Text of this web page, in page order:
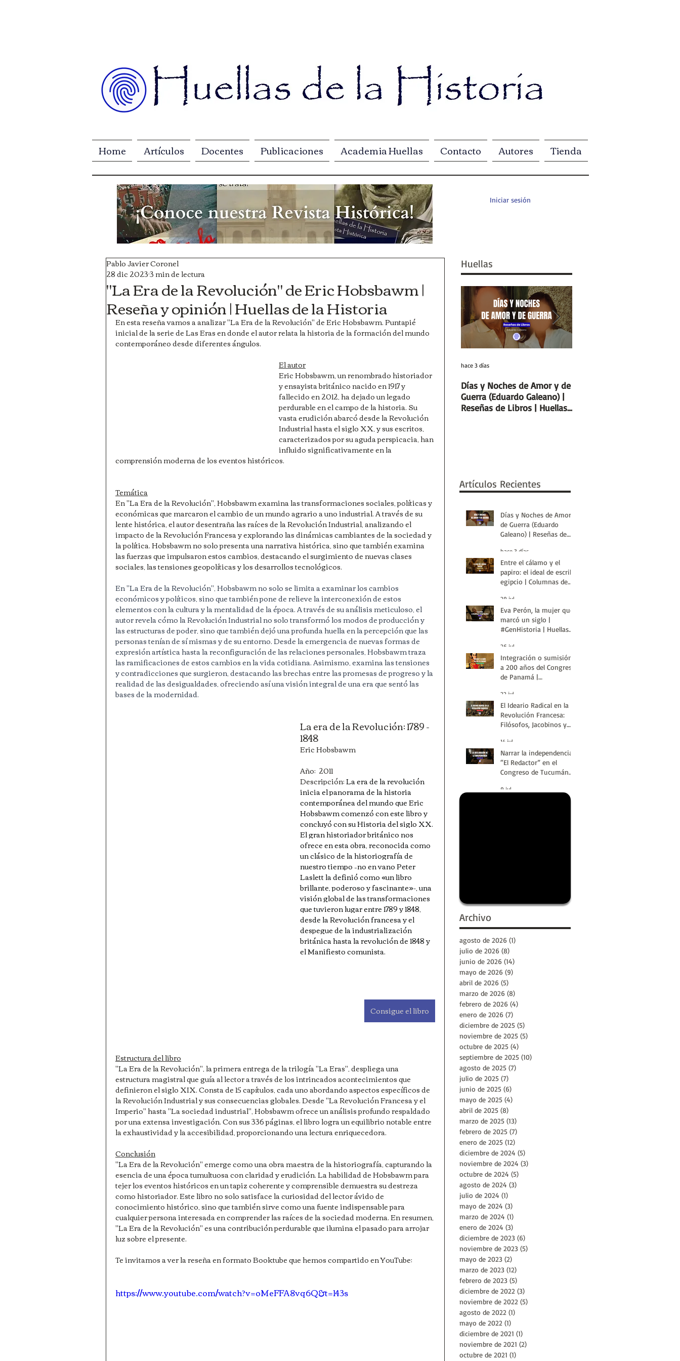
Home Artículos Docentes Publicaciones Academia Huellas Contacto Autores Tienda
Iniciar sesión
"La Era de la Revolución" de Eric Hobsbawm |
Reseña y opinión | Huellas de la Historia
Pablo Javier Coronel
28 dic 20233 min de lectura
En esta reseña vamos a analizar "La Era de la Revolución" de Eric Hobsbawm. Puntapié
inicial de la serie de Las Eras en donde el autor relata la historia de la formación del mundo
contemporáneo desde diferentes ángulos.
El autor
Eric Hobsbawm, un renombrado historiador
y ensayista británico nacido en 1917 y
fallecido en 2012, ha dejado un legado
perdurable en el campo de la historia. Su
vasta erudición abarcó desde la Revolución
Industrial hasta el siglo XX, y sus escritos,
caracterizados por su aguda perspicacia, han
influido significativamente en la
comprensión moderna de los eventos históricos.
Temática
En "La Era de la Revolución", Hobsbawm examina las transformaciones sociales, políticas y
económicas que marcaron el cambio de un mundo agrario a uno industrial. A través de su
lente histórica, el autor desentraña las raíces de la Revolución Industrial, analizando el
impacto de la Revolución Francesa y explorando las dinámicas cambiantes de la sociedad y
la política. Hobsbawm no solo presenta una narrativa histórica, sino que también examina
las fuerzas que impulsaron estos cambios, destacando el surgimiento de nuevas clases
sociales, las tensiones geopolíticas y los desarrollos tecnológicos.
En "La Era de la Revolución", Hobsbawm no solo se limita a examinar los cambios
económicos y políticos, sino que también pone de relieve la interconexión de estos
elementos con la cultura y la mentalidad de la época. A través de su análisis meticuloso, el
autor revela cómo la Revolución Industrial no solo transformó los modos de producción y
las estructuras de poder, sino que también dejó una profunda huella en la percepción que las
personas tenían de sí mismas y de su entorno. Desde la emergencia de nuevas formas de
expresión artística hasta la reconfiguración de las relaciones personales, Hobsbawm traza
las ramificaciones de estos cambios en la vida cotidiana. Asimismo, examina las tensiones
y contradicciones que surgieron, destacando las brechas entre las promesas de progreso y la
realidad de las desigualdades, ofreciendo así una visión integral de una era que sentó las
bases de la modernidad.
La era de la Revolución: 1789 -
1848
Eric Hobsbawm
Año:  2011
Descripción: La era de la revolución
inicia el panorama de la historia
contemporánea del mundo que Eric
Hobsbawm comenzó con este libro y
concluyó con su Historia del siglo XX.
El gran historiador británico nos
ofrece en esta obra, reconocida como
un clásico de la historiografía de
nuestro tiempo –no en vano Peter
Laslett la definió como «un libro
brillante, poderoso y fascinante»-, una
visión global de las transformaciones
que tuvieron lugar entre 1789 y 1848,
desde la Revolución francesa y el
despegue de la industrialización
británica hasta la revolución de 1848 y
el Manifiesto comunista.
Consigue el libro
Estructura del libro
"La Era de la Revolución", la primera entrega de la trilogía "La Eras", despliega una
estructura magistral que guía al lector a través de los intrincados acontecimientos que
definieron el siglo XIX. Consta de 15 capítulos, cada uno abordando aspectos específicos de
la Revolución Industrial y sus consecuencias globales. Desde "La Revolución Francesa y el
Imperio" hasta "La sociedad industrial", Hobsbawm ofrece un análisis profundo respaldado
por una extensa investigación. Con sus 336 páginas, el libro logra un equilibrio notable entre
la exhaustividad y la accesibilidad, proporcionando una lectura enriquecedora.
Conclusión
"La Era de la Revolución" emerge como una obra maestra de la historiografía, capturando la
esencia de una época tumultuosa con claridad y erudición. La habilidad de Hobsbawm para
tejer los eventos históricos en un tapiz coherente y comprensible demuestra su destreza
como historiador. Este libro no solo satisface la curiosidad del lector ávido de
conocimiento histórico, sino que también sirve como una fuente indispensable para
cualquier persona interesada en comprender las raíces de la sociedad moderna. En resumen,
"La Era de la Revolución" es una contribución perdurable que ilumina el pasado para arrojar
luz sobre el presente.
Te invitamos a ver la reseña en formato Booktube que hemos compartido en YouTube:
https://www.youtube.com/watch?v=oMeFFA8vq6Q&t=143s
Huellas
Días y Noches de Amor y de
Guerra (Eduardo Galeano) |
Reseñas de Libros | Huellas
hace 3 días
Artículos Recientes
Días y Noches de Amor y
de Guerra (Eduardo
Galeano) | Reseñas de
Historia
hace 3 días
Entre el cálamo y el
papiro: el ideal de escriba
egipcio | Columnas de
Historia
29 jul
Eva Perón, la mujer que
marcó un siglo |
#GenHistoria | Huellas
26 jul
Integración o sumisión:
a 200 años del Congreso
de Panamá |
as | Huellas de la
Historia
22 jul
El Ideario Radical en la
Revolución Francesa:
Filósofos, Jacobinos y
Historia
14 jul
Narrar la independencia:
“El Redactor” en el
Congreso de Tucumán
Huellas de la Historia
9 jul
Archivo
agosto de 2026 (1)
julio de 2026 (8)
junio de 2026 (14)
mayo de 2026 (9)
abril de 2026 (5)
marzo de 2026 (8)
febrero de 2026 (4)
enero de 2026 (7)
diciembre de 2025 (5)
noviembre de 2025 (5)
octubre de 2025 (4)
septiembre de 2025 (10)
agosto de 2025 (7)
julio de 2025 (7)
junio de 2025 (6)
mayo de 2025 (4)
abril de 2025 (8)
marzo de 2025 (13)
febrero de 2025 (7)
enero de 2025 (12)
diciembre de 2024 (5)
noviembre de 2024 (3)
octubre de 2024 (5)
agosto de 2024 (3)
julio de 2024 (1)
mayo de 2024 (3)
marzo de 2024 (1)
enero de 2024 (3)
diciembre de 2023 (6)
noviembre de 2023 (5)
mayo de 2023 (2)
marzo de 2023 (12)
febrero de 2023 (5)
diciembre de 2022 (3)
noviembre de 2022 (5)
agosto de 2022 (1)
mayo de 2022 (1)
diciembre de 2021 (1)
noviembre de 2021 (2)
octubre de 2021 (1)